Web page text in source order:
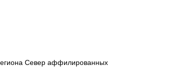
Север аффилированных